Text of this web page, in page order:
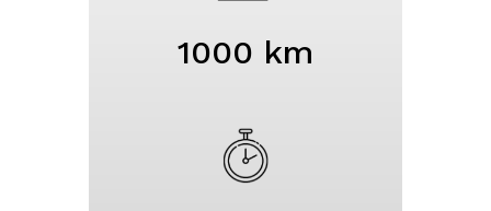
1000 km